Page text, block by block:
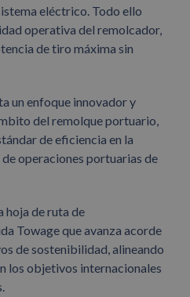
eléctrico. Todo ello
operativa del remolcador,
de tiro máxima sin
un enfoque innovador y
del remolque portuario,
de eficiencia en la
operaciones portuarias de
hoja de ruta de
Towage que avanza acorde
de sostenibilidad, alineando
los objetivos internacionales